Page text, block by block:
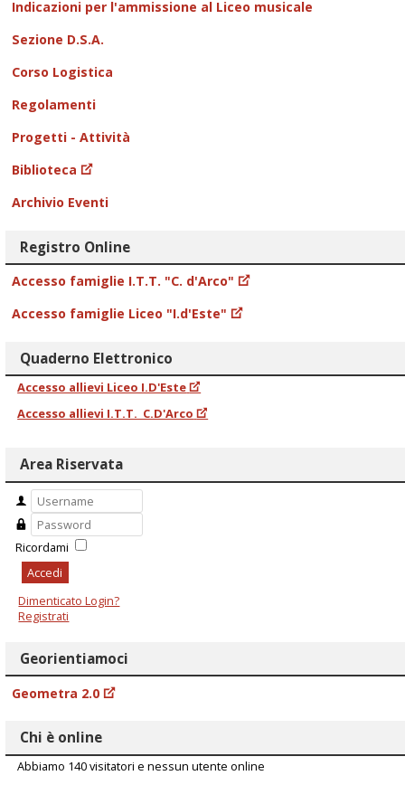
Indicazioni per l'ammissione al Liceo musicale
Sezione D.S.A.
Corso Logistica
Regolamenti
Progetti - Attività
Biblioteca
Archivio Eventi
Registro Online
Accesso famiglie I.T.T. "C. d'Arco"
Accesso famiglie Liceo "I.d'Este"
Quaderno Elettronico
Accesso allievi Liceo I.D'Este
Accesso allievi I.T.T. C.D'Arco
Area Riservata
Ricordami
Accedi
Dimenticato Login?
Registrati
Georientiamoci
Geometra 2.0
Chi è online
Abbiamo 140 visitatori e nessun utente online